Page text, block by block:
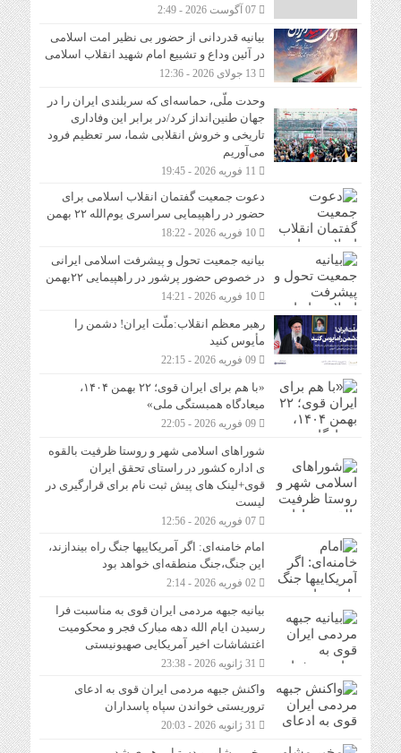
07 آگوست 2026 - 2:49
بیانیه قدردانی از حضور بی نظیر امت اسلامی
در آئین وداع و تشییع امام شهید انقلاب اسلامی
13 جولای 2026 - 12:36
وحدت ملّی، حماسه‌ای که سربلندی ایران را در
جهان طنین‌انداز کرد/در برابر این وفاداری
تاریخی و خروش انقلابی شما، سر تعظیم فرود
می‌آوریم
دعوت‌ جمعیت گفتمان انقلاب اسلامی برای
حضور در راهپیمایی سراسری یوم‌الله ۲۲ بهمن
10 فوریه 2026 - 18:22
بیانیه جمعیت تحول و پیشرفت اسلامی ایرانی
در خصوص حضور پرشور در راهپیمایی ۲۲بهمن
10 فوریه 2026 - 14:21
رهبر معظم انقلاب:ملّت ایران! دشمن را
مأیوس کنید
09 فوریه 2026 - 22:15
«با هم برای ایران قوی؛ ۲۲ بهمن ۱۴۰۴،
میعادگاه همبستگی ملی»
09 فوریه 2026 - 22:05
شوراهای اسلامی شهر و روستا ظرفیت بالقوه
ی اداره کشور در راستای تحقق ایران
قوی+لینک های پیش ثبت نام برای قرارگیری در
لیست
07 فوریه 2026 - 12:56
امام خامنه‌ای: اگر آمریکاییها جنگ راه بیندازند،
این جنگ،جنگ منطقه‌ای خواهد بود
02 فوریه 2026 - 2:14
بیانیه جبهه مردمی ایران‌ قوی به مناسبت فرا
رسیدن ایام الله دهه مبارک فجر و محکومیت
اغتشاشات اخیر آمریکایی صهیونیستی
واکنش جبهه مردمی ایران قوی به ادعای
تروریستی خواندن سپاه پاسداران